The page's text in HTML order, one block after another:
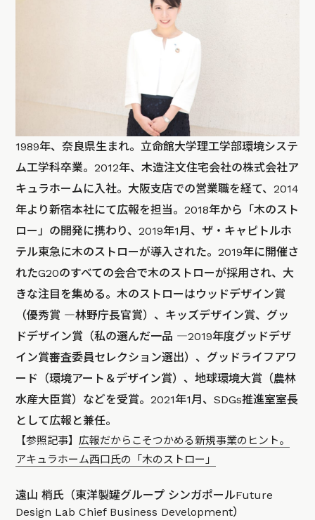
1989年、奈良県生まれ。立命館大学理工学部環境システ
ム工学科卒業。2012年、木造注文住宅会社の株式会社ア
キュラホームに入社。大阪支店での営業職を経て、2014
年より新宿本社にて広報を担当。2018年から「木のスト
ロー」の開発に携わり、2019年1月、ザ・キャピトルホ
テル東急に木のストローが導入された。2019年に開催さ
れたG20のすべての会合で木のストローが採用され、大
きな注目を集める。木のストローはウッドデザイン賞
（優秀賞 ―林野庁長官賞）、キッズデザイン賞、グッ
ドデザイン賞（私の選んだ一品 ―2019年度グッドデザ
イン賞審査委員セレクション選出）、グッドライフアワ
ード（環境アート＆デザイン賞）、地球環境大賞（農林
水産大臣賞）などを受賞。2021年1月、SDGs推進室室長
として広報と兼任。
【参照記事】広報だからこそつかめる新規事業のヒント。
アキュラホーム西口氏の「木のストロー」
遠山 梢氏（東洋製罐グループ シンガポールFuture
Design Lab Chief Business Development）